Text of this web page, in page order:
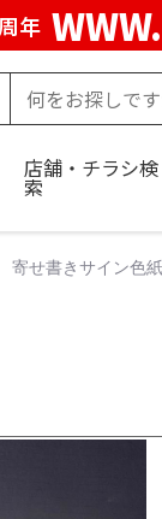
年
店舗・チラシ検
索
せ書きサイン色